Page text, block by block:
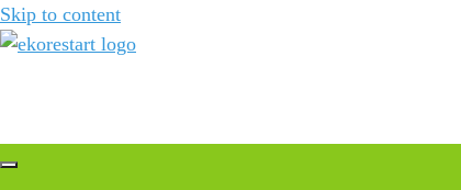
Skip to content